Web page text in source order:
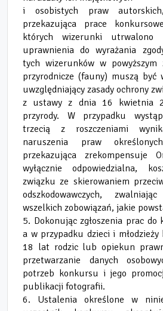
i osobistych praw
przekazująca prace
których wizerunki
uprawnienia do wyrażania
tych wizerunków w powyższym
przyrodnicze (fauny) muszą być
uwzględniający zasady ochrony
z ustawy z dnia 16 kwietnia
przyrody. W przypadku
trzecią z roszczeniami
naruszenia praw
przekazująca zrekompensuje
wyłącznie odpowiedzialna,
związku ze skierowaniem
odszkodowawczych,
wszelkich zobowiązań, jakie
5. Dokonując zgłoszenia prac
a w przypadku dzieci i
18 lat rodzic lub opiekun
przetwarzanie danych
potrzeb konkursu i jego
publikacji fotografii.
6. Ustalenia określone w